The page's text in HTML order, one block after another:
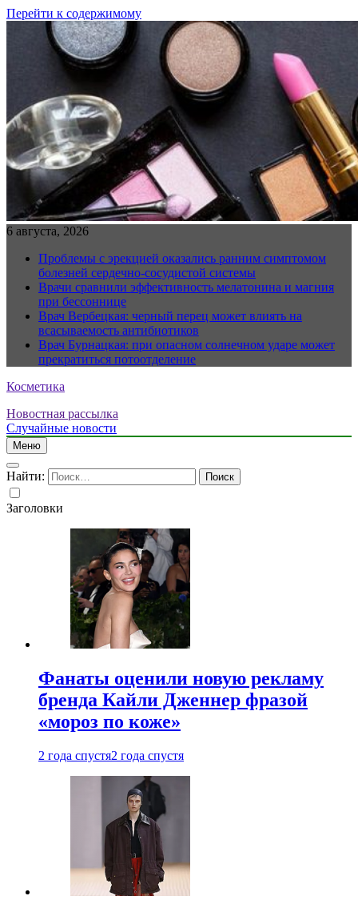
Перейти к содержимому
6 августа, 2026
Проблемы с эрекцией оказались ранним симптомом
болезней сердечно-сосудистой системы
Врачи сравнили эффективность мелатонина и магния
при бессоннице
Врач Вербецкая: черный перец может влиять на
всасываемость антибиотиков
Врач Бурнацкая: при опасном солнечном ударе может
прекратиться потоотделение
Косметика
Новостная рассылка
Случайные новости
Меню
Найти:
Заголовки
Фанаты оценили новую рекламу
бренда Кайли Дженнер фразой
«мороз по коже»
2 года спустя2 года спустя